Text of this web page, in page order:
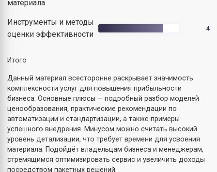
материала
Инструменты и методы
оценки эффективности
4
Итого
Данный материал всесторонне раскрывает значимость
комплексности услуг для повышения прибыльности
бизнеса. Основные плюсы — подробный разбор моделей
ценообразования, практические рекомендации по
автоматизации и стандартизации, а также примеры
успешного внедрения. Минусом можно считать высокий
уровень детализации, что требует времени для усвоения
материала. Подойдёт владельцам бизнеса и менеджерам,
стремящимся оптимизировать сервис и увеличить доходы
посредством пакетных решений.